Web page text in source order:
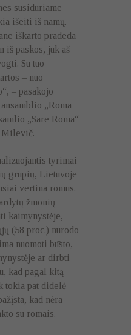
susiduriame
išeiti iš namų.
iškarto pradeda
iš paskos, juk aš
Su tuo
– nuo
– pasakojo
„Roma
„Sare Roma“
Milevič.
tyrimai
grupių, Lietuvoje
vertina romus.
žmonių
kaimynystėje,
(58 proc.) nurodo
nuomoti būsto,
ar dirbti
kad pagal kitą
tokia pat didelė
kad nėra
su romais.